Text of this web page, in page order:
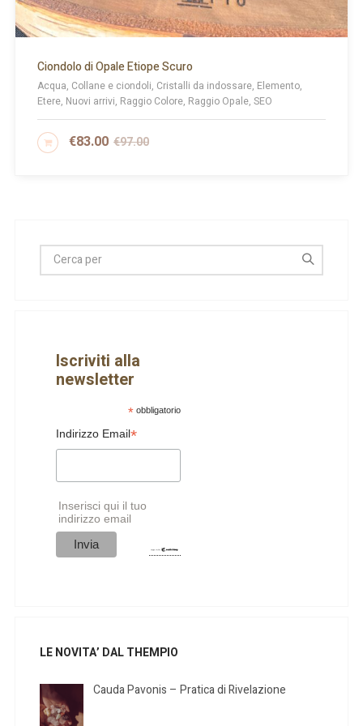
Ciondolo di Opale Etiope Scuro
Acqua, Collane e ciondoli, Cristalli da indossare, Elemento,
Etere, Nuovi arrivi, Raggio Colore, Raggio Opale, SEO
€97.00
€83.00
AGGIUNGI AL CARRELLO
Iscriviti alla
newsletter
*obbligatorio
Indirizzo Email*
Inserisci qui il tuo
indirizzo email
LE NOVITA’ DAL THEMPIO
Cauda Pavonis – Pratica di Rivelazione